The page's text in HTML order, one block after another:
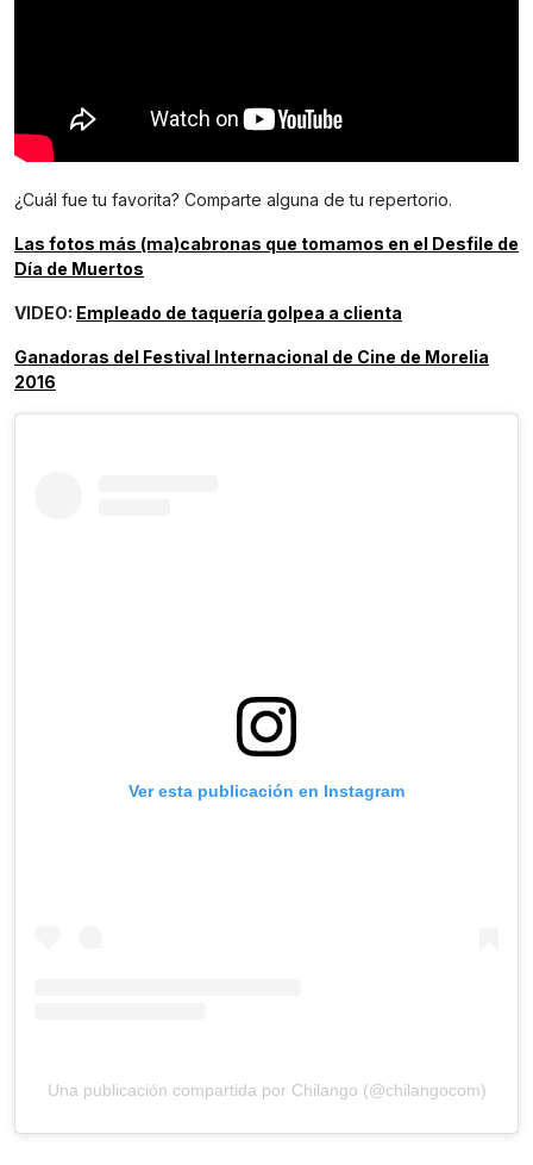
¿Cuál fue tu favorita? Comparte alguna de tu repertorio.
Las fotos más (ma)cabronas que tomamos en el Desfile de
Día de Muertos
VIDEO: Empleado de taquería golpea a clienta
Ganadoras del Festival Internacional de Cine de Morelia
2016
Ver esta publicación en Instagram
Una publicación compartida por Chilango (@chilangocom)